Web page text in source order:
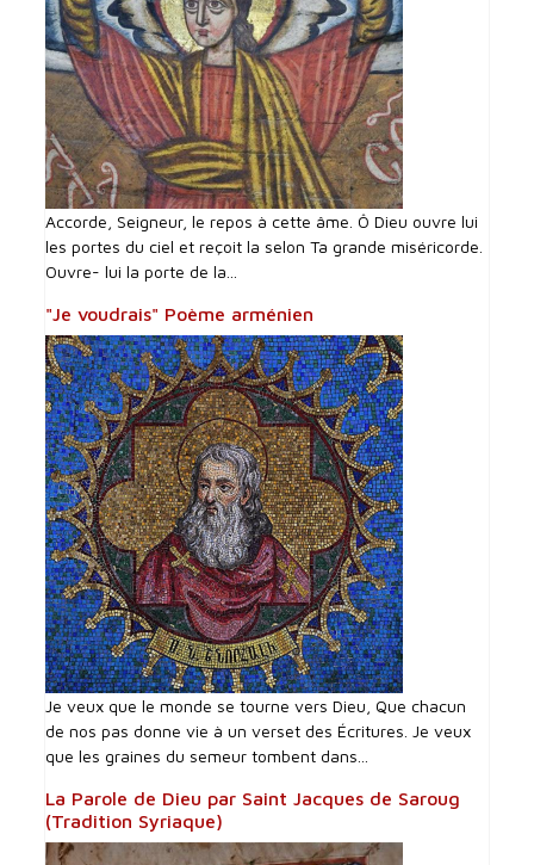
Accorde, Seigneur, le repos à cette âme. Ô Dieu ouvre lui
les portes du ciel et reçoit la selon Ta grande miséricorde.
Ouvre- lui la porte de la...
"Je voudrais" Poème arménien
Je veux que le monde se tourne vers Dieu, Que chacun
de nos pas donne vie à un verset des Écritures. Je veux
que les graines du semeur tombent dans...
La Parole de Dieu par Saint Jacques de Saroug
(Tradition Syriaque)